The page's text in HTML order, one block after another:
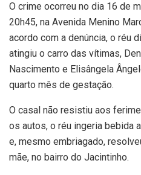
O crime ocorreu no dia 16 de
20h45, na Avenida Menino
acordo com a denúncia, o réu
atingiu o carro das vítimas,
Nascimento e Elisângela
quarto mês de gestação.
O casal não resistiu aos
os autos, o réu ingeria bebida
e, mesmo embriagado,
mãe, no bairro do Jacintinho.